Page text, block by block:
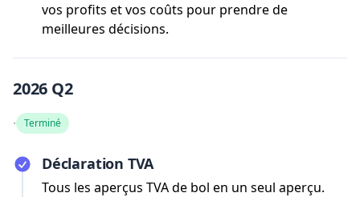
vos profits et vos coûts pour prendre de
meilleures décisions.
2026 Q2
· Terminé
Déclaration TVA
Tous les aperçus TVA de bol en un seul aperçu.